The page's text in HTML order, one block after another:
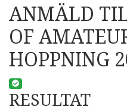
ANMÄLD
OF
HOPPNING
RESULTAT